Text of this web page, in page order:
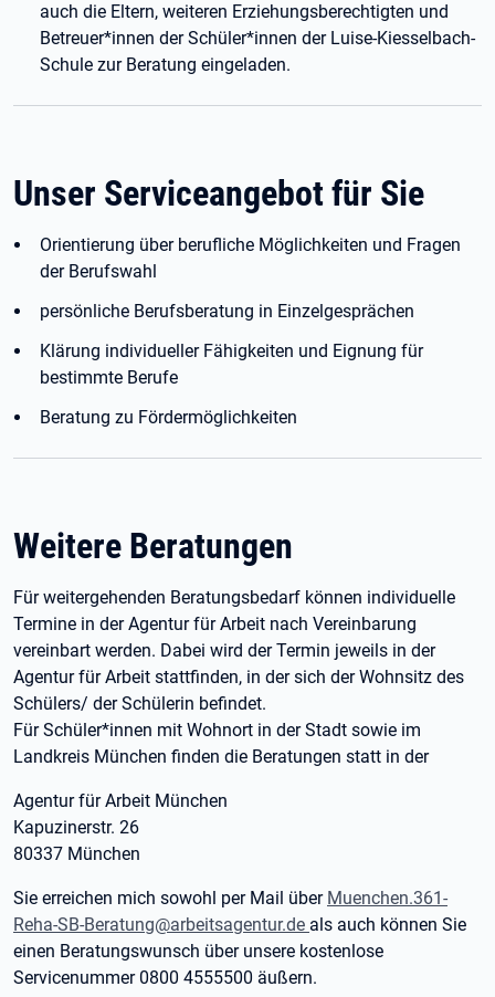
auch die Eltern, weiteren Erziehungsberechtigten und
Betreuer*innen der Schüler*innen der Luise-Kiesselbach-
Schule zur Beratung eingeladen.
Unser Serviceangebot für Sie
Orientierung über berufliche Möglichkeiten und Fragen
der Berufswahl
persönliche Berufsberatung in Einzelgesprächen
Klärung individueller Fähigkeiten und Eignung für
bestimmte Berufe
Beratung zu Fördermöglichkeiten
Weitere Beratungen
Für weitergehenden Beratungsbedarf können individuelle
Termine in der Agentur für Arbeit nach Vereinbarung
vereinbart werden. Dabei wird der Termin jeweils in der
Agentur für Arbeit stattfinden, in der sich der Wohnsitz des
Schülers/ der Schülerin befindet.
Für Schüler*innen mit Wohnort in der Stadt sowie im
Landkreis München finden die Beratungen statt in der
Agentur für Arbeit München
Kapuzinerstr. 26
80337 München
Sie erreichen mich sowohl per Mail über Muenchen.361-
Reha-SB-Beratung@arbeitsagentur.de als auch können Sie
einen Beratungswunsch über unsere kostenlose
Servicenummer 0800 4555500 äußern.